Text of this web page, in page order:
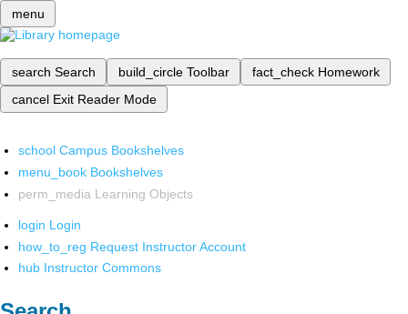
menu
search Search build_circle Toolbar fact_check Homework
cancel Exit Reader Mode
school Campus Bookshelves
menu_book Bookshelves
perm_media Learning Objects
login Login
how_to_reg Request Instructor Account
hub Instructor Commons